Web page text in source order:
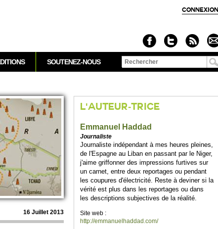
CONNEXION
16 Jui­llet 2013
SOUTENEZ-NOUS
Formulaire de
L'AUTEUR-TRICE
Emmanuel Haddad
Journaliste
Journaliste indépendant à mes heures pleines,
de l'Espagne au Liban en passant par le Niger,
j'aime griffonner des impressions furtives sur
un carnet, entre deux reportages ou pendant
les coupures d'électricité. Reste à deviner si la
vérité est plus dans les reportages ou dans
les descriptions subjectives de la réalité.
Site web :
http://emmanuelhaddad.com/